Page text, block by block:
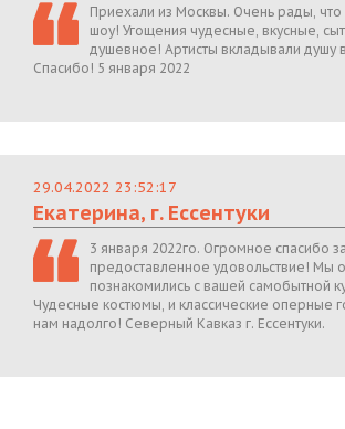
Приехали из Москвы. Очень рады, что
шоу! Угощения чудесные, вкусные,
душевное! Артисты вкладывали душу
Спасибо! 5 января 2022
29.04.2022 23:52:17
Екатерина, г. Ессентуки
3 января 2022го. Огромное спасибо за
предоставленное удовольствие! Мы
познакомились с вашей самобытной
Чудесные костюмы, и классические оперные
нам надолго! Северный Кавказ г. Ессентуки.